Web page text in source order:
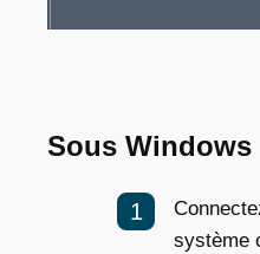
Sous Windows
système